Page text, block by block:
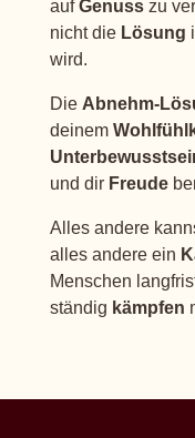
aufGenusszu
nicht die Lösung
wird.
Die Abnehm-
deinem
und dir Freude
Alles andere
alles andere ein
Menschen
ständig kämpfen